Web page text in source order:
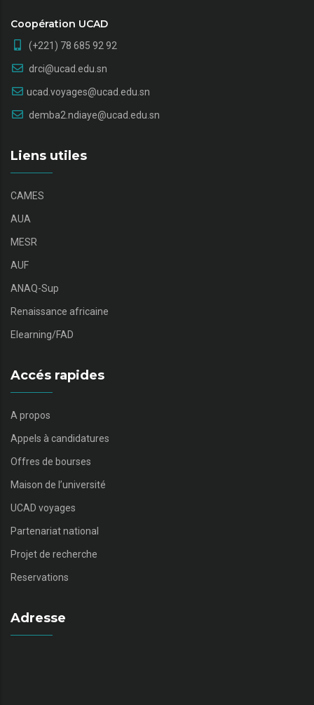
Coopération UCAD
(+221) 78 685 92 92
drci@ucad.edu.sn
ucad.voyages@ucad.edu.sn
demba2.ndiaye@ucad.edu.sn
Liens utiles
CAMES
AUA
MESR
AUF
ANAQ-Sup
Renaissance africaine
Elearning/FAD
Accés rapides
A propos
Appels à candidatures
Offres de bourses
Maison de l’université
UCAD voyages
Partenariat national
Projet de recherche
Reservations
Adresse